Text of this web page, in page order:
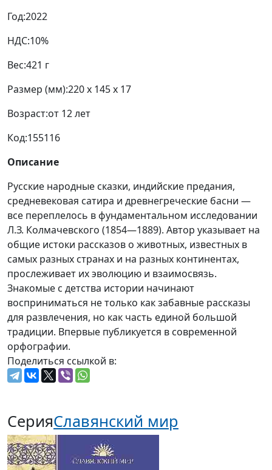
Год:2022
НДС:10%
Вес:421 г
Размер (мм):220 x 145 x 17
Возраст:от 12 лет
Код:155116
Описание
Русские народные сказки, индийские предания,
средневековая сатира и древнегреческие басни —
все переплелось в фундаментальном исследовании
Л.З. Колмачевского (1854—1889). Автор указывает на
общие истоки рассказов о животных, известных в
самых разных странах и на разных континентах,
прослеживает их эволюцию и взаимосвязь.
Знакомые с детства истории начинают
восприниматься не только как забавные рассказы
для развлечения, но как часть единой большой
традиции. Впервые публикуется в современной
орфографии.
Поделиться ссылкой в:
СерияСлавянский мир